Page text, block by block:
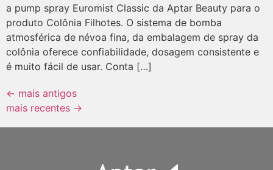
a pump spray Euromist Classic da Aptar Beauty para o
produto Colônia Filhotes. O sistema de bomba
atmosférica de névoa fina, da embalagem de spray da
colônia oferece confiabilidade, dosagem consistente e
é muito fácil de usar. Conta […]
← mais antigos
mais recentes →